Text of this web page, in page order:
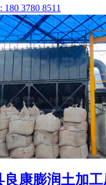
3780 8511
良康膨润土加